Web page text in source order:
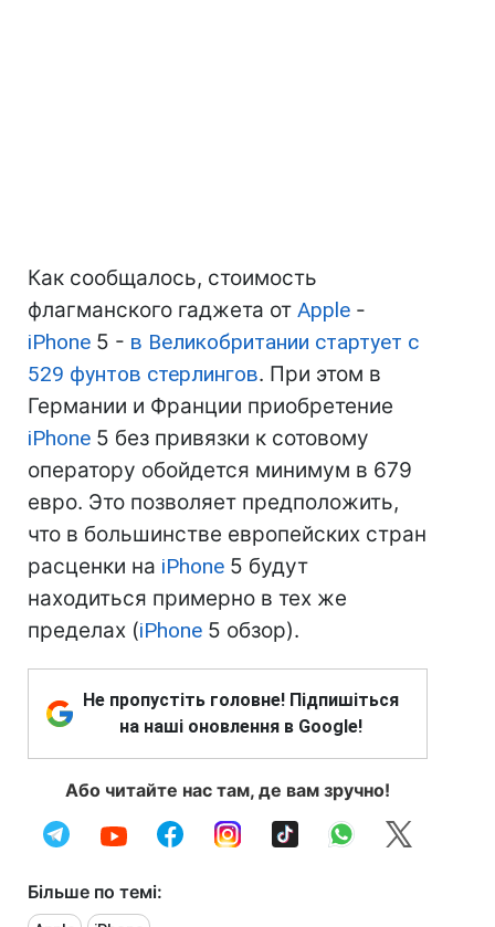
Как сообщалось, стоимость
флагманского гаджета от Apple -
iPhone 5 - в Великобритании стартует с
529 фунтов стерлингов. При этом в
Германии и Франции приобретение
iPhone 5 без привязки к сотовому
оператору обойдется минимум в 679
евро. Это позволяет предположить,
что в большинстве европейских стран
расценки на iPhone 5 будут
находиться примерно в тех же
пределах (iPhone 5 обзор).
Не пропустіть головне! Підпишіться
на наші оновлення в Google!
Або читайте нас там, де вам зручно!
Більше по темі: